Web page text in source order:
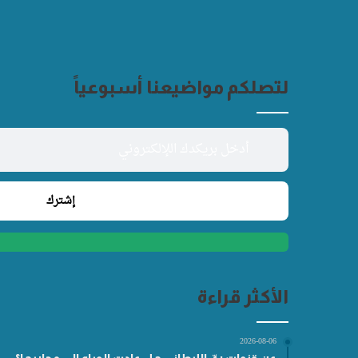
لتصلكم مواضيعنا أسبوعياً
الأكثر قراءة
2026-08-06